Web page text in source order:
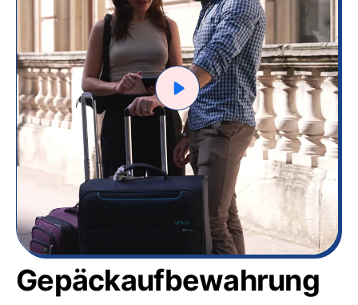
Gepäckaufbewahrung